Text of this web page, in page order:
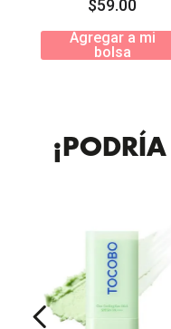
$59.00
Agregar a mi
bolsa
¡PODRÍA